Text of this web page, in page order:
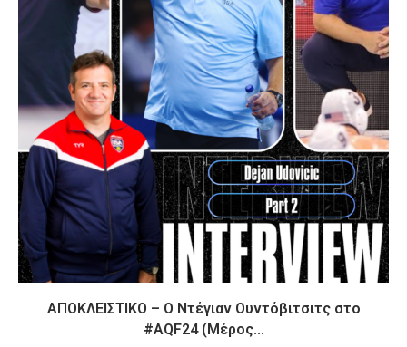
ΑΠΟΚΛΕΙΣΤΙΚΟ – Ο Ντέγιαν Ουντόβιτσιτς στο
#AQF24 (Μέρος...